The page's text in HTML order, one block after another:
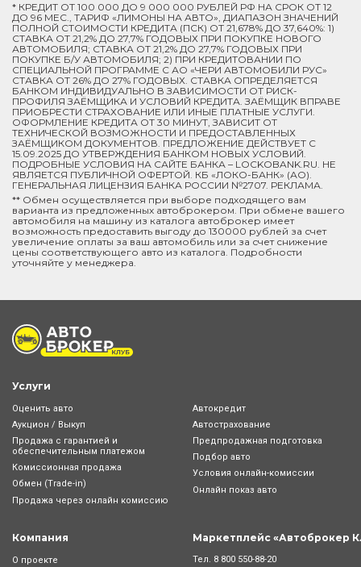
* КРЕДИТ ОТ 100 000 ДО 9 000 000 РУБЛЕЙ РФ НА СРОК ОТ 12
ДО 96 МЕС., ТАРИФ «ЛИМОНЫ НА АВТО», ДИАПАЗОН ЗНАЧЕНИЙ
ПОЛНОЙ СТОИМОСТИ КРЕДИТА (ПСК) ОТ 21,678% ДО 37,640%: 1)
СТАВКА ОТ 21,2% ДО 27,7% ГОДОВЫХ ПРИ ПОКУПКЕ НОВОГО
АВТОМОБИЛЯ; СТАВКА ОТ 21,2% ДО 27,7% ГОДОВЫХ ПРИ
ПОКУПКЕ Б/У АВТОМОБИЛЯ; 2) ПРИ КРЕДИТОВАНИИ ПО
СПЕЦИАЛЬНОЙ ПРОГРАММЕ C АО «ЧЕРИ АВТОМОБИЛИ РУС»
СТАВКА ОТ 26% ДО 27% ГОДОВЫХ. СТАВКА ОПРЕДЕЛЯЕТСЯ
БАНКОМ ИНДИВИДУАЛЬНО В ЗАВИСИМОСТИ ОТ РИСК-
ПРОФИЛЯ ЗАЁМЩИКА И УСЛОВИЙ КРЕДИТА. ЗАЁМЩИК ВПРАВЕ
ПРИОБРЕСТИ СТРАХОВАНИЕ ИЛИ ИНЫЕ ПЛАТНЫЕ УСЛУГИ.
ОФОРМЛЕНИЕ КРЕДИТА ОТ 30 МИНУТ, ЗАВИСИТ ОТ
ТЕХНИЧЕСКОЙ ВОЗМОЖНОСТИ И ПРЕДОСТАВЛЕННЫХ
ЗАЁМЩИКОМ ДОКУМЕНТОВ. ПРЕДЛОЖЕНИЕ ДЕЙСТВУЕТ С
15.09.2025 ДО УТВЕРЖДЕНИЯ БАНКОМ НОВЫХ УСЛОВИЙ.
ПОДРОБНЫЕ УСЛОВИЯ НА САЙТЕ БАНКА – LOCKOBANK.RU. НЕ
ЯВЛЯЕТСЯ ПУБЛИЧНОЙ ОФЕРТОЙ. КБ «ЛОКО-БАНК» (АО).
ГЕНЕРАЛЬНАЯ ЛИЦЕНЗИЯ БАНКА РОССИИ №2707. РЕКЛАМА.
** Обмен осуществляется при выборе подходящего вам
варианта из предложенных автоброкером. При обмене вашего
автомобиля на машину из каталога автоброкер имеет
возможность предоставить выгоду до 130000 рублей за счет
увеличение оплаты за ваш автомобиль или за счет снижение
цены соответствующего авто из каталога. Подробности
уточняйте у менеджера.
Услуги
Оценить авто
Аукцион / Выкуп
Продажа с гарантией и
обеспечительным платежом
Комиссионная продажа
Обмен (Trade-in)
Продажа через онлайн комиссию
Автокредит
Автострахование
Предпродажная подготовка
Подбор авто
Условия онлайн-комиcсии
Онлайн показ авто
Компания
О проекте
Маркетплейс «Автоброкер
Тел. 8 800 550-88-20